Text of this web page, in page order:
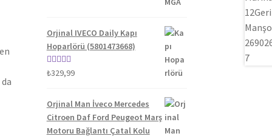
Orjinal IVECO Daily Kapı
Hoparlörü (5801473668)
5 üzerinden
₺329,99
Orjinal Man İveco Mercedes
Citroen Daf Ford Peugeot Marş
Motoru Bağlantı Çatal Kolu